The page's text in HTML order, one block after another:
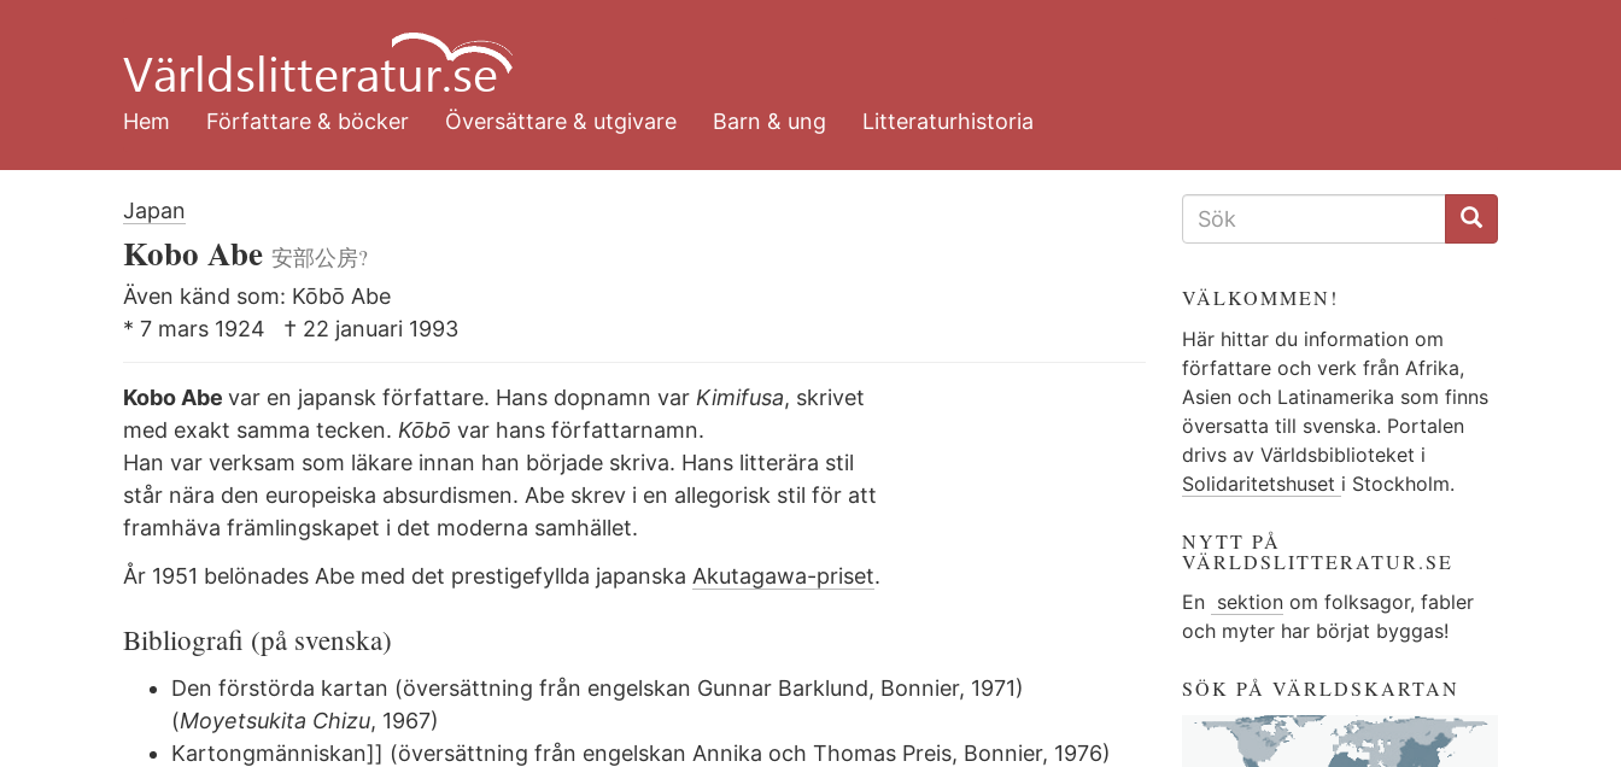
huvudinnehåll
Hem
Författare & böcker Översättare & utgivare Barn & ung Litteraturhistoria
Japan
Kobo Abe 安部公房?
Även känd som: Kōbō Abe
* 7 mars 1924
† 22 januari 1993
Kobo Abe var en japansk författare. Hans dopnamn var Kimifusa, skrivet
med exakt samma tecken. Kōbō var hans författarnamn.
Han var verksam som läkare innan han började skriva. Hans litterära stil
står nära den europeiska absurdismen. Abe skrev i en allegorisk stil för att
framhäva främlingskapet i det moderna samhället.
År 1951 belönades Abe med det prestigefyllda japanska Akutagawa-priset.
Bibliografi (på svenska)
Den förstörda kartan (översättning från engelskan Gunnar Barklund, Bonnier, 1971)
(Moyetsukita Chizu, 1967)
Kartongmänniskan]] (översättning från engelskan Annika och Thomas Preis, Bonnier, 1976)
SÖKFORMULÄR
VÄLKOMMEN!
Här hittar du information om
författare och verk från Afrika,
Asien och Latinamerika som finns
översatta till svenska. Portalen
drivs av Världsbiblioteket i
Solidaritetshuset i Stockholm.
NYTT PÅ
VÄRLDSLITTERATUR.SE
En sektionom folksagor, fabler
och myter har börjat byggas!
SÖK PÅ VÄRLDSKARTAN